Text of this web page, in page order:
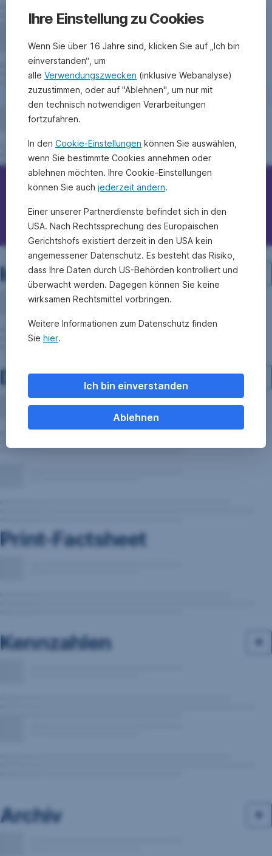
Erste Bank/Sparkassen kontaktieren
Fragen, Ideen, Anregungen?
Investment-Struktur
Dokumente
Print-Factsheet
Kennzahlen
Archiv
Ihre Einstellung zu Cookies
Wenn Sie über 16 Jahre sind, klicken Sie auf „Ich bin
einverstanden“, um
alle Verwendungszwecken (inklusive Webanalyse)
zuzustimmen, oder auf "Ablehnen", um nur mit
den technisch notwendigen Verarbeitungen
fortzufahren.
In den Cookie-Einstellungen können Sie auswählen,
wenn Sie bestimmte Cookies annehmen oder
ablehnen möchten. Ihre Cookie-Einstellungen
können Sie auch jederzeit ändern.
Einer unserer Partnerdienste befindet sich in den
USA. Nach Rechtssprechung des Europäischen
Gerichtshofs existiert derzeit in den USA kein
angemessener Datenschutz. Es besteht das Risiko,
dass Ihre Daten durch US-Behörden kontrolliert und
überwacht werden. Dagegen können Sie keine
wirksamen Rechtsmittel vorbringen.
Weitere Informationen zum Datenschutz finden
Sie hier.
Ich bin einverstanden
Ablehnen